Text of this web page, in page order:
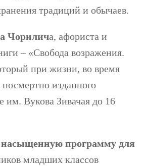
традиций и обычаев.
Чорилича, афориста и
– «Свобода возражения.
при жизни, во время
изданного
им. Вукова Зивачая до 16
насыщенную программу для
младших классов